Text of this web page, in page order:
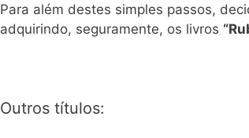
Para além destes simples passos,
adquirindo, seguramente, os livros
Outros títulos: